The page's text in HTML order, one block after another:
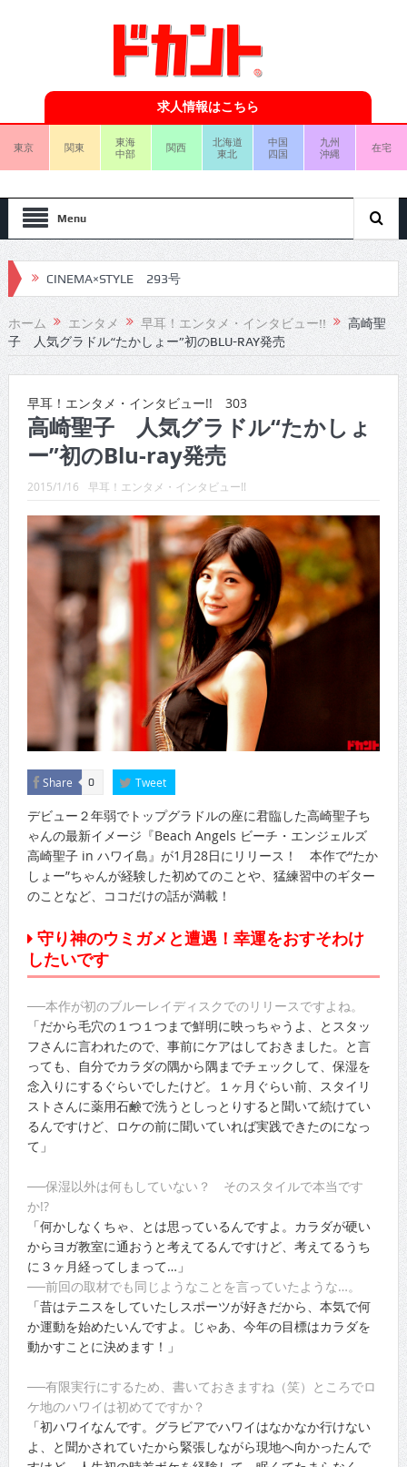
求人情報はこちら
東京 関東
東海
中部
関西
北海道
東北
中国
四国
九州
沖縄
在宅
Menu
CINEMA×STYLE 293号
CINEMA×STYLE 292号
CINEMA×STYLE 291号
CINEMA×STYLE 289号
CINEMA×STYLE 288号
CINEMA×STYLE 287号
CINEMA×STYLE 286号
CINEMA×STYLE 285号
CINEMA×STYLE 294号
ホーム エンタメ 早耳！エンタメ・インタビュー!!
高崎聖
子 人気グラドル“たかしょー”初のBLU-RAY発売
早耳！エンタメ・インタビュー!! 303
高崎聖子 人気グラドル“たかしょ
ー”初のBlu-ray発売
2015/1/16 早耳！エンタメ・インタビュー!!
Share 0 Tweet
デビュー２年弱でトップグラドルの座に君臨した高崎聖子ち
ゃんの最新イメージ『Beach Angels ビーチ・エンジェルズ
高崎聖子 in ハワイ島』が1月28日にリリース！ 本作で“たか
しょー”ちゃんが経験した初めてのことや、猛練習中のギター
のことなど、ココだけの話が満載！
守り神のウミガメと遭遇！幸運をおすそわけ
したいです
──本作が初のブルーレイディスクでのリリースですよね。
「だから毛穴の１つ１つまで鮮明に映っちゃうよ、とスタッ
フさんに言われたので、事前にケアはしておきました。と言
っても、自分でカラダの隅から隅までチェックして、保湿を
念入りにするぐらいでしたけど。１ヶ月ぐらい前、スタイリ
ストさんに薬用石鹸で洗うとしっとりすると聞いて続けてい
るんですけど、ロケの前に聞いていれば実践できたのになっ
て」
──保湿以外は何もしていない？ そのスタイルで本当です
か!?
「何かしなくちゃ、とは思っているんですよ。カラダが硬い
からヨガ教室に通おうと考えてるんですけど、考えてるうち
に３ヶ月経ってしまって…」
──前回の取材でも同じようなことを言っていたような…。
「昔はテニスをしていたしスポーツが好きだから、本気で何
か運動を始めたいんですよ。じゃあ、今年の目標はカラダを
動かすことに決めます！」
──有限実行にするため、書いておきますね（笑）ところでロ
ケ地のハワイは初めてですか？
「初ハワイなんです。グラビアでハワイはなかなか行けない
よ、と聞かされていたから緊張しながら現地へ向かったんで